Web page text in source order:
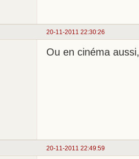
20-11-2011 22:30:26
Ou en cinéma
20-11-2011 22:49:59